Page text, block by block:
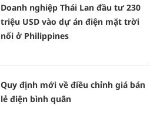
Doanh nghiệp Thái Lan đầu tư 230
triệu USD vào dự án điện mặt trời
nổi ở Philippines
Quy định mới về điều chỉnh giá bán
lẻ điện bình quân